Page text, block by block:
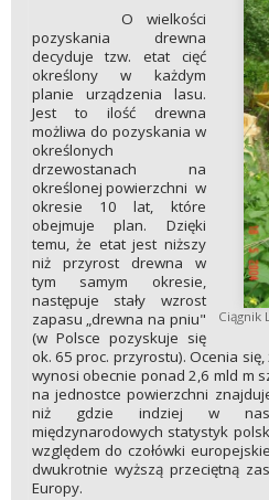
Ciągnik
O wielkości
pozyskania drewna
decyduje tzw. etat cięć
określony w każdym
planie urządzenia lasu.
Jest to ilość drewna
możliwa do pozyskania w
określonych
drzewostanach na
określonej powierzchni w
okresie 10 lat, które
obejmuje plan. Dzięki
temu, że etat jest niższy
niż przyrost drewna w
tym samym okresie,
następuje stały wzrost
zapasu „drewna na pniu"
(w Polsce pozyskuje się
ok. 65 proc. przyrostu). Ocenia
wynosi obecnie ponad 2,6 mld m
na jednostce powierzchni
niż gdzie indziej w
międzynarodowych statystyk
względem do czołówki
dwukrotnie wyższą przeciętną
Europy.